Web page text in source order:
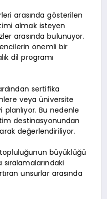
arasında gösterilen
almak isteyen
arasında bulunuyor.
önemli bir
dil programı
sertifika
veya üniversite
Bu nedenle
destinasyonundan
değerlendiriliyor.
büyüklüğü
unsurlar arasında